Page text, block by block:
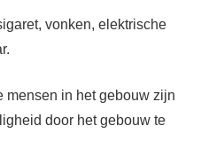
vonken, elektrische
mensen in het gebouw zijn
door het gebouw te